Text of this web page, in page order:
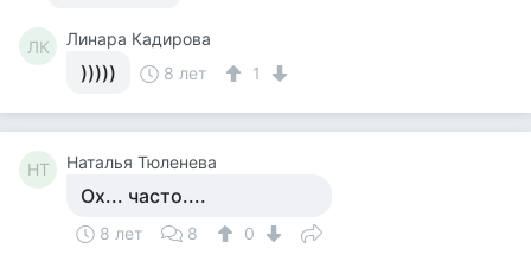
ЛК Линара Кадирова
))))) 8 лет 1
НТ Наталья Тюленева
Ох... часто....
8 лет 8
0